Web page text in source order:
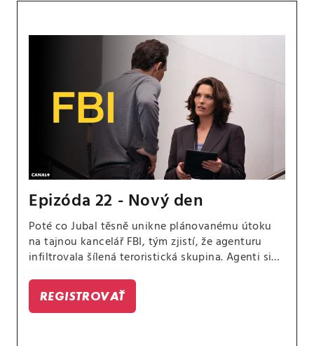
Epizóda 22 - Nový den
Poté co Jubal těsně unikne plánovanému útoku
na tajnou kancelář FBI, tým zjistí, že agenturu
infiltrovala šílená teroristická skupina. Agenti si
stínech, aby odhalili viníky ohrožující
nedotknutelnost terénní newyorské pobočky.
REGISTROVAŤ